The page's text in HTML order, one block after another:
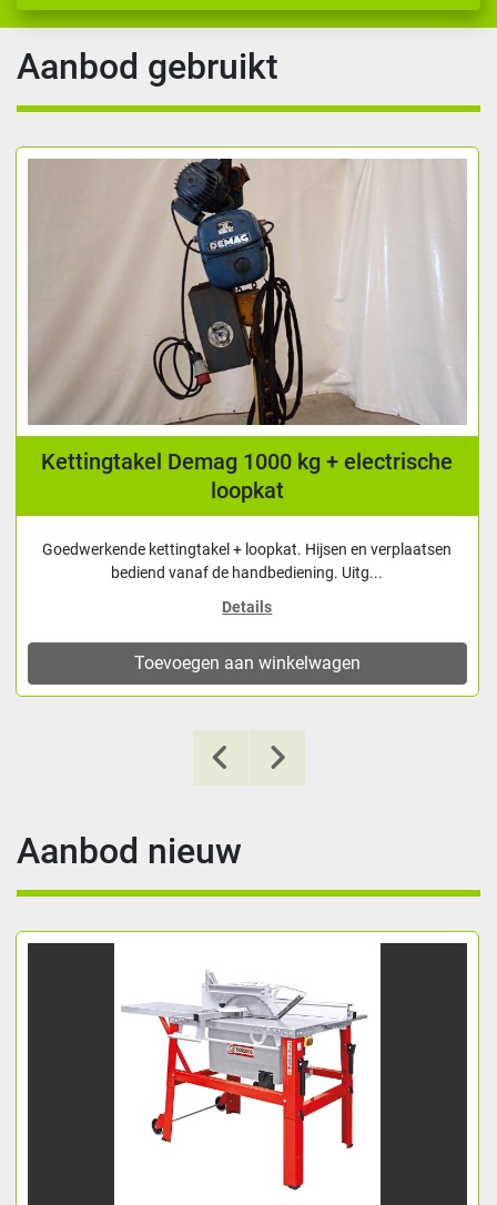
Aanbod gebruikt
Kettingtakel Demag 1000 kg + electrische
loopkat
Goedwerkende kettingtakel + loopkat. Hijsen en verplaatsen
bediend vanaf de handbediening. Uitg...
Details
Toevoegen aan winkelwagen
Aanbod nieuw